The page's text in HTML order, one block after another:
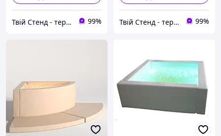
Твій Стенд - термонаклейки, наклейки, стенди, фотошпалери 99% Твій Стенд - термонаклейки, наклейки, стенди, фотошпалери 99%